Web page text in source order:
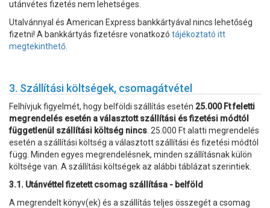
utánvétes fizetés nem lehetséges.
Utalvánnyal és American Express bankkártyával nincs lehetőség
fizetni! A bankkártyás fizetésre vonatkozó tájékoztató itt
megtekinthető.
3. Szállítási költségek, csomagátvétel
Felhívjuk figyelmét, hogy belföldi szállítás esetén 25.000 Ft feletti
megrendelés esetén a választott szállítási és fizetési módtól
függetlenül szállítási költség nincs . 25.000 Ft alatti megrendelés
esetén a szállítási költség a választott szállítási és fizetési módtól
függ. Minden egyes megrendelésnek, minden szállításnak külön
költsége van. A szállítási költségek az alábbi táblázat szerintiek.
3.1. Utánvéttel fizetett csomag szállítása - belföld
A megrendelt könyv(ek) és a szállítás teljes összegét a csomag